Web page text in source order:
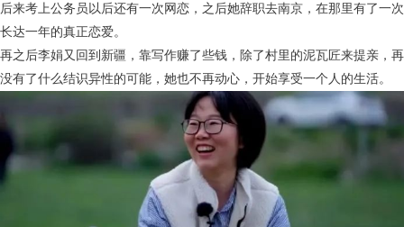
后来考上公务员以后还有一次网恋，之后她辞职去南京，在那里有了一次
长达一年的真正恋爱。
再之后李娟又回到新疆，靠写作赚了些钱，除了村里的泥瓦匠来提亲，再
没有了什么结识异性的可能，她也不再动心，开始享受一个人的生活。